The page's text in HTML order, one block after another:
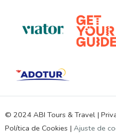
© 2024 ABI Tours & Travel |
Política de Cookies | Ajuste de